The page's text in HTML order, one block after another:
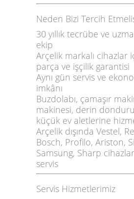
Neden Bizi Tercih
30 yıllık tecrübe ve
ekip
Arçelik markalı cihazlar
parça ve işçilik garantisi
Aynı gün servis ve
imkânı
Buzdolabı, çamaşır
makinesi, derin
küçük ev aletlerine
Arçelik dışında Vestel,
Bosch, Profilo, Ariston,
Samsung, Sharp
servis
Servis Hizmetlerimiz